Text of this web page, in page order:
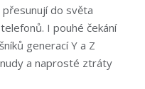
do světa
I pouhé čekání
generací Y a Z
a naprosté ztráty